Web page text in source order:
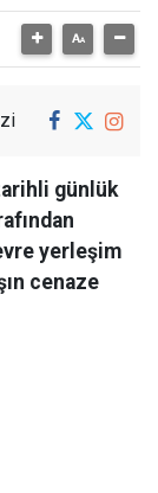
günlük
yerleşim
cenaze